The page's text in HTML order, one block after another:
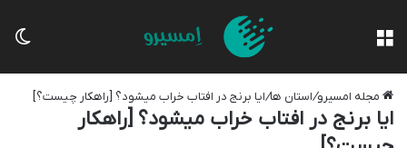
مجله امسیرو/استان ها/ایا برنج در افتاب خراب میشود؟ [راهکار چیست؟]
ایا برنج در افتاب خراب میشود؟ [راهکار